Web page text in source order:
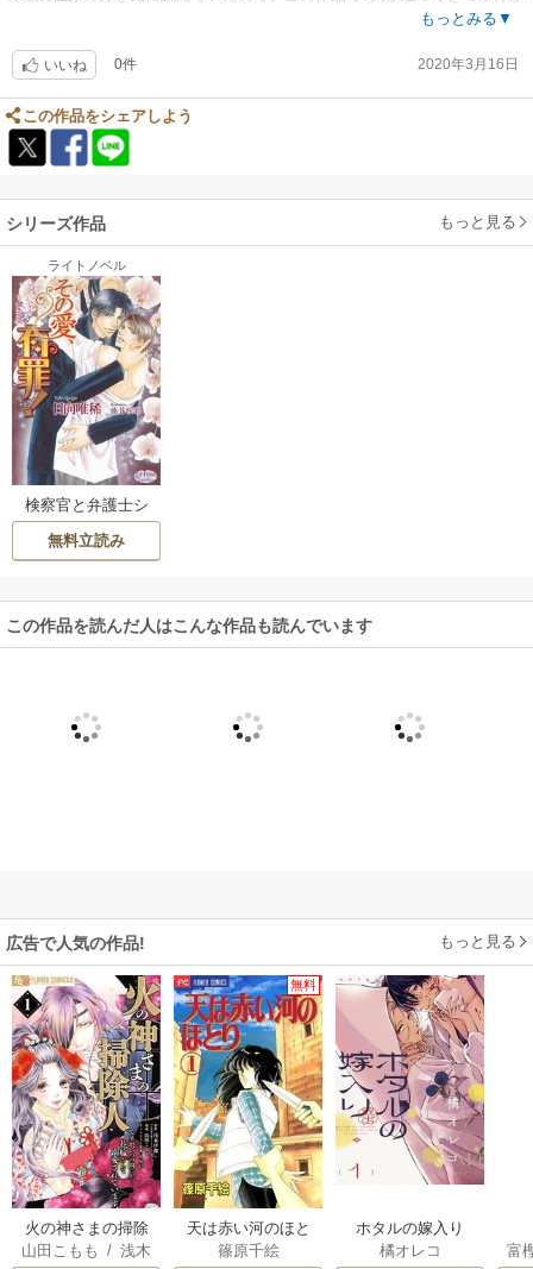
もっとみる▼
いいね 0件 2020年3月16日
この作品をシェアしよう
シリーズ作品 もっと見る
ライトノベル
検察官と弁護士シ
リーズ
無料立読み
この作品を読んだ人はこんな作品も読んでいます
広告で人気の作品! もっと見る
火の神さまの掃除
人ですが、いつの
山田こもも /浅木
無料
天は赤い河のほと
り
篠原千絵
ホタルの嫁入り
橘オレコ
富